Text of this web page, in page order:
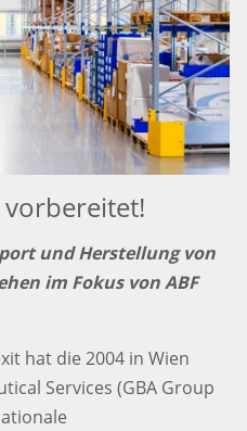
und Herstellung von
im Fokus von ABF
hat die 2004 in Wien
Services (GBA Group